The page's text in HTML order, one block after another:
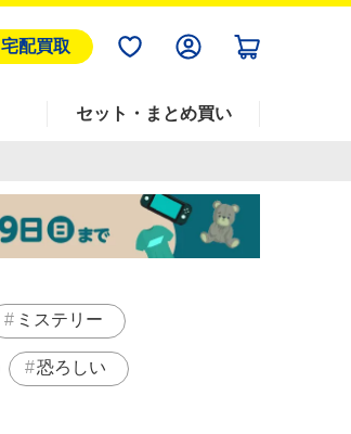
宅配買取
セット・まとめ買い
ミステリー
恐ろしい